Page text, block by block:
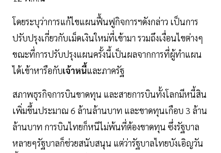
โดยระบุว่าการแก้ไขแผนฟื้นฟูกิจการฯดังกล่าว เป็นการ
ปรับปรุงเกี่ยวกับเม็ดเงินใหม่ที่เข้ามา รวมถึงเงื่อนไขต่างๆ
ขณะที่การปรับปรุงแผนครั้งนี้เป็นผลจากการที่ผู้ทำแผน
ได้เข้าหารือกับเจ้าหนี้และภาครัฐ
สภาพธุรกิจการบินขาดทุน และสายการบินทั้งโลกมีหนี้สิน
เพิ่มขึ้นประมาณ 6 ล้านล้านบาท และขาดทุนเกือบ 3 ล้าน
ล้านบาท การบินไทยก็หนีไม่พ้นที่ต้องขาดทุน ซึ่งรัฐบาล
หลายๆรัฐบาลก็ช่วยสนับสนุน แต่ว่ารัฐบาลไทยบังเอิญวัน